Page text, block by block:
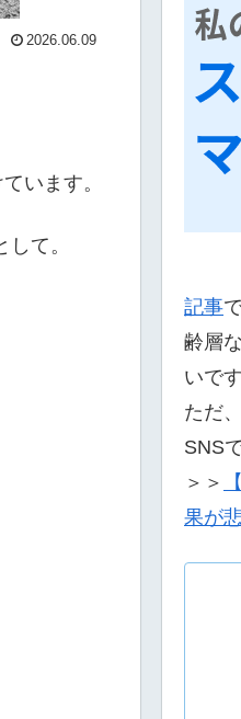
2026.06.09
います。
て。
記事
齢層
いです
ただ
SNS
＞＞
果が